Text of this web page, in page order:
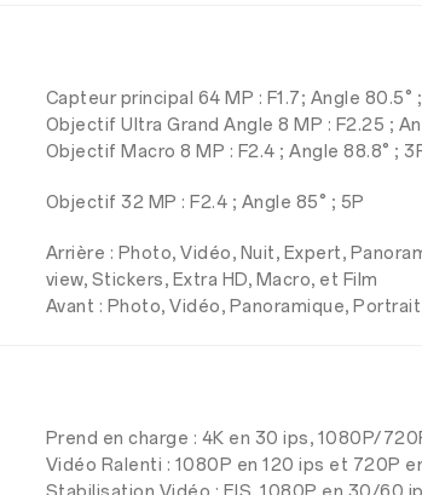
Capteur principal 64 MP : F1.7; Angle 80.5°
Objectif Ultra Grand Angle 8 MP : F2.25 ;
Objectif Macro 8 MP : F2.4 ; Angle 88.8° ;
Objectif 32 MP : F2.4 ; Angle 85° ; 5P
Arrière : Photo, Vidéo, Nuit, Expert,
view, Stickers, Extra HD, Macro, et Film
Avant : Photo, Vidéo, Panoramique,
Prend en charge : 4K en 30 ips, 1080P/
Vidéo Ralenti : 1080P en 120 ips et 720P